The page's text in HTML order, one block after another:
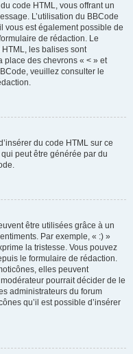
code HTML, vous offrant un
L’utilisation du BBCode
vous est également possible de
de rédaction. Le
les balises sont
place des chevrons « < » et
veuillez consulter le
du code HTML sur ce
peut être générée par du
être utilisées grâce à un
Par exemple, « :) »
la tristesse. Vous pouvez
le formulaire de rédaction.
elles peuvent
pourrait décider de le
administrateurs du forum
qu’il est possible d’insérer